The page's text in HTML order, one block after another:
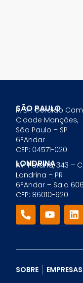
SÃO PAULO
R. Dr. Geraldo
Cidade Monções,
São Paulo – SP
6°Andar
CEP: 04571-020
LONDRINA
Av. Paraná, 343 –
Londrina – PR
6°Andar – Sala 606
CEP: 86010-920
SOBRE EMPRESAS